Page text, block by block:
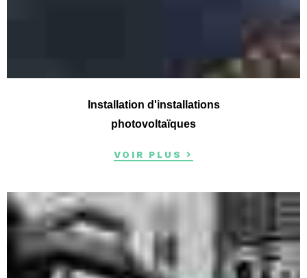
Installation d'installations
photovoltaïques
VOIR PLUS